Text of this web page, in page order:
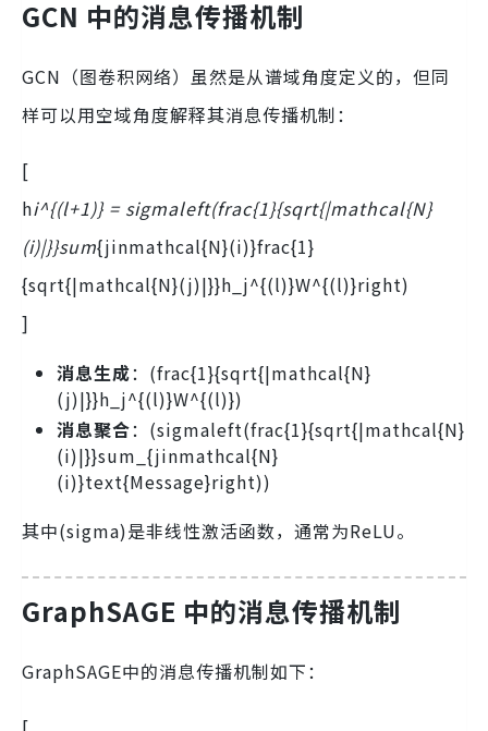
GCN 中的消息传播机制
GCN（图卷积网络）虽然是从谱域角度定义的，但同
样可以用空域角度解释其消息传播机制：
[
hi^{(l+1)} = sigmaleft(frac{1}{sqrt{|mathcal{N}
(i)|}}sum{jinmathcal{N}(i)}frac{1}
{sqrt{|mathcal{N}(j)|}}h_j^{(l)}W^{(l)}right)
]
消息生成：(frac{1}{sqrt{|mathcal{N}
(j)|}}h_j^{(l)}W^{(l)})
消息聚合：(sigmaleft(frac{1}{sqrt{|mathcal{N}
(i)|}}sum_{jinmathcal{N}
(i)}text{Message}right))
其中(sigma)是非线性激活函数，通常为ReLU。
GraphSAGE 中的消息传播机制
GraphSAGE中的消息传播机制如下：